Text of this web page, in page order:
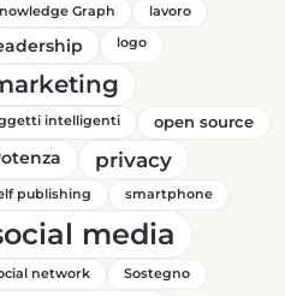
Media:
le vacanze
che
ha
dei
è quello
Graph
lavoro
logo
intelligenti open source
privacy
publishing smartphone
media
network Sostegno